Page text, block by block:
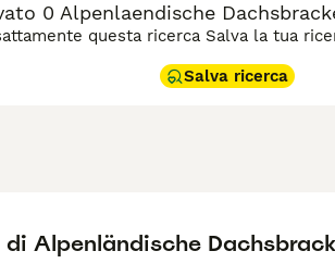
0 Alpenlaendische
questa ricerca Salva la tua
Salva ricerca
Alpenländische